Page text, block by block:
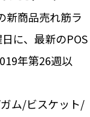
新商品売れ筋ラ
に、最新のPOS
年第26週以
ム/ビスケット/